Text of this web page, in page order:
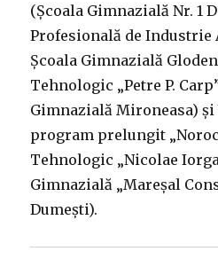
(Școala Gimnazială Nr. 1
Profesională de Industrie
Școala Gimnazială
Tehnologic „Petre P.
Gimnazială Mironeasa)
program prelungit
Tehnologic „Nicolae
Gimnazială „Mareșal
Dumești).